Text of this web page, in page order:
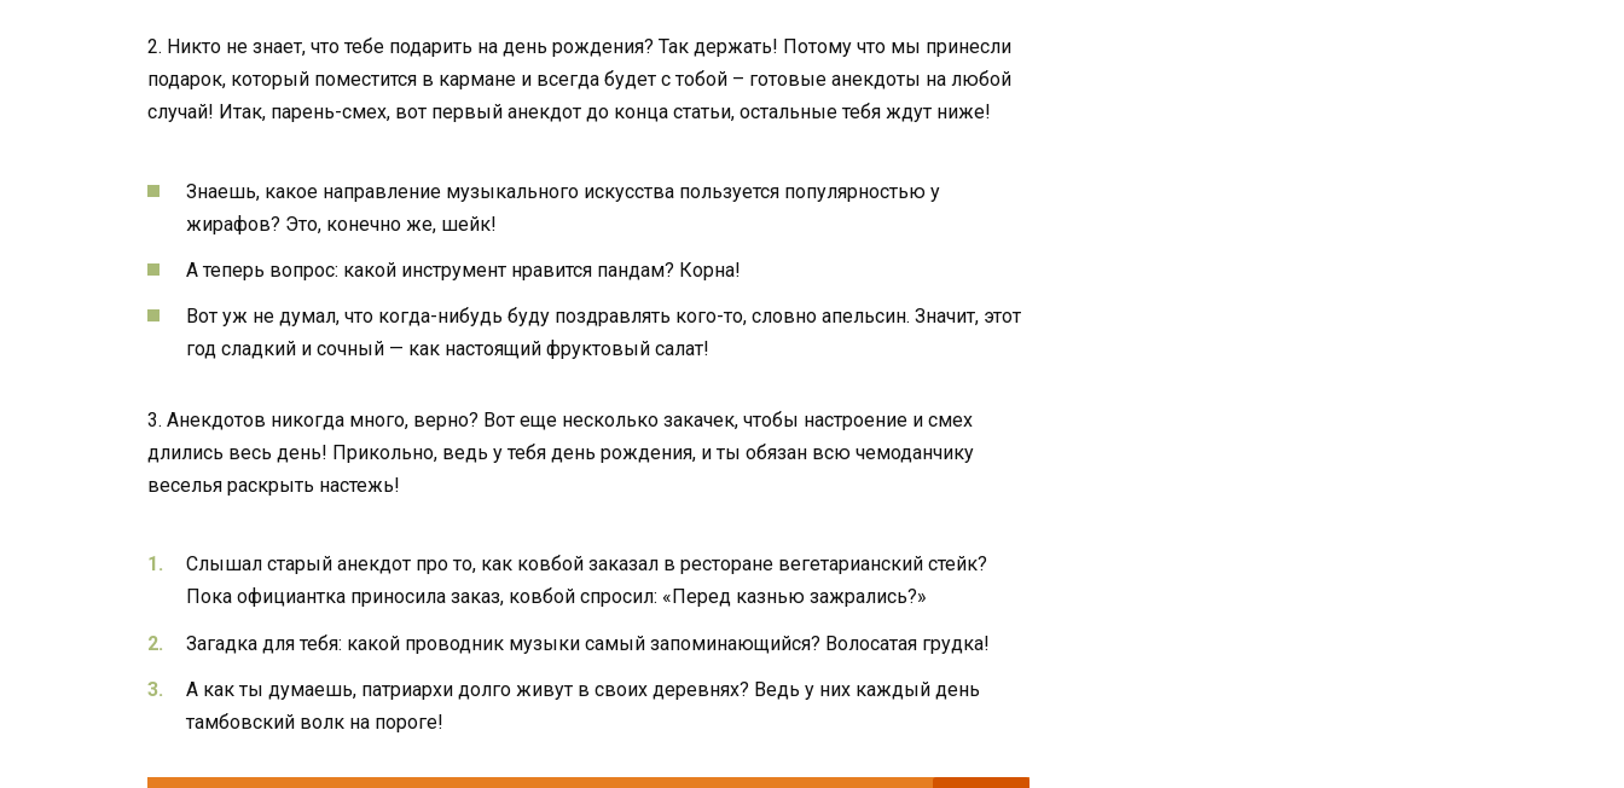
2. Никто не знает, что тебе подарить на день рождения? Так держать! Потому что мы принесли
подарок, который поместится в кармане и всегда будет с тобой – готовые анекдоты на любой
случай! Итак, парень-смех, вот первый анекдот до конца статьи, остальные тебя ждут ниже!
Знаешь, какое направление музыкального искусства пользуется популярностью у
жирафов? Это, конечно же, шейк!
А теперь вопрос: какой инструмент нравится пандам? Корна!
Вот уж не думал, что когда-нибудь буду поздравлять кого-то, словно апельсин. Значит, этот
год сладкий и сочный — как настоящий фруктовый салат!
3. Анекдотов никогда много, верно? Вот еще несколько закачек, чтобы настроение и смех
длились весь день! Прикольно, ведь у тебя день рождения, и ты обязан всю чемоданчику
веселья раскрыть настежь!
Слышал старый анекдот про то, как ковбой заказал в ресторане вегетарианский стейк?
Пока официантка приносила заказ, ковбой спросил: «Перед казнью зажрались?»
Загадка для тебя: какой проводник музыки самый запоминающийся? Волосатая грудка!
А как ты думаешь, патриархи долго живут в своих деревнях? Ведь у них каждый день
тамбовский волк на пороге!